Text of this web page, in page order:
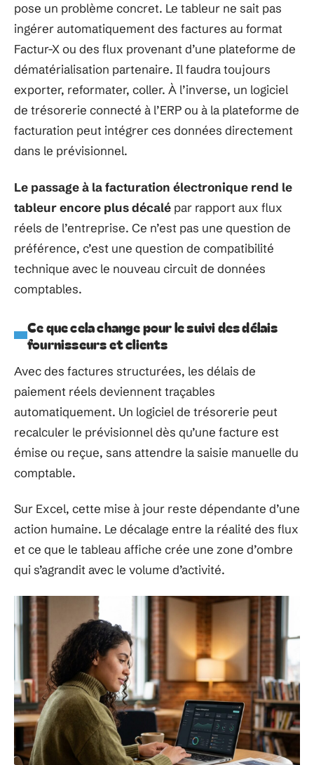
pose un problème concret. Le tableur ne sait pas
ingérer automatiquement des factures au format
Factur-X ou des flux provenant d’une plateforme de
dématérialisation partenaire. Il faudra toujours
exporter, reformater, coller. À l’inverse, un logiciel
de trésorerie connecté à l’ERP ou à la plateforme de
facturation peut intégrer ces données directement
dans le prévisionnel.
Le passage à la facturation électronique rend le
tableur encore plus décalé par rapport aux flux
réels de l’entreprise. Ce n’est pas une question de
préférence, c’est une question de compatibilité
technique avec le nouveau circuit de données
comptables.
Ce que cela change pour le suivi des délais
fournisseurs et clients
Avec des factures structurées, les délais de
paiement réels deviennent traçables
automatiquement. Un logiciel de trésorerie peut
recalculer le prévisionnel dès qu’une facture est
émise ou reçue, sans attendre la saisie manuelle du
comptable.
Sur Excel, cette mise à jour reste dépendante d’une
action humaine. Le décalage entre la réalité des flux
et ce que le tableau affiche crée une zone d’ombre
qui s’agrandit avec le volume d’activité.